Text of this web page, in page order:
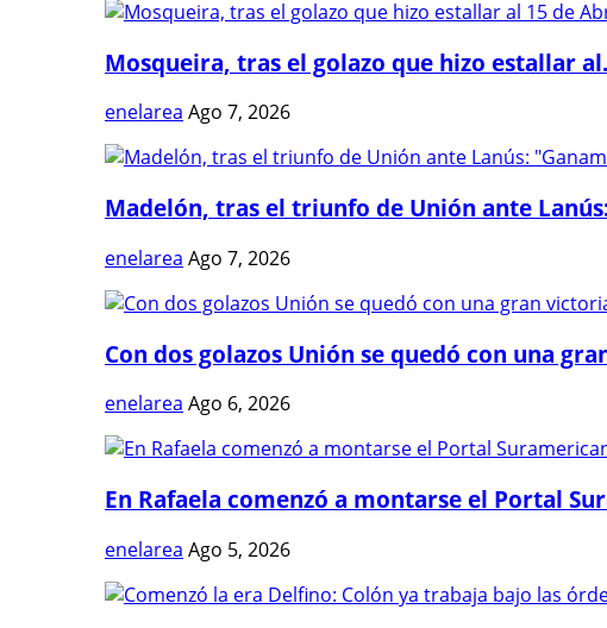
Mosqueira, tras el golazo que hizo estallar
enelarea Ago 7, 2026
Madelón, tras el triunfo de Unión ante
enelarea Ago 7, 2026
Con dos golazos Unión se quedó con una
enelarea Ago 6, 2026
En Rafaela comenzó a montarse el Portal
enelarea Ago 5, 2026